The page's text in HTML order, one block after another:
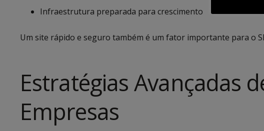
Infraestrutura preparada para crescimento
Um site rápido e seguro também é um fator importante para o
Estratégias Avançadas
Empresas